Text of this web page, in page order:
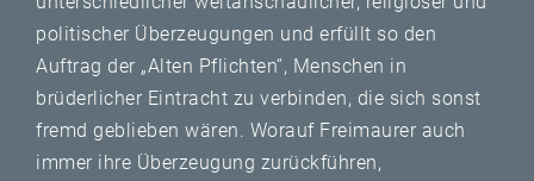
politischer Überzeugungen und erfüllt so den
Auftrag der „Alten Pflichten“, Menschen in
brüderlicher Eintracht zu verbinden, die sich sonst
fremd geblieben wären. Worauf Freimaurer auch
immer ihre Überzeugung zurückführen,